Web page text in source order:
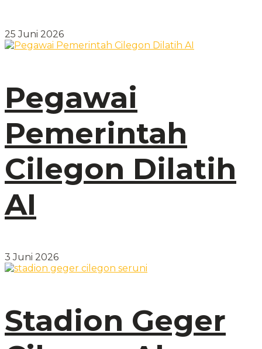
25 Juni 2026
Pegawai
Pemerintah
Cilegon Dilatih
AI
3 Juni 2026
Stadion Geger